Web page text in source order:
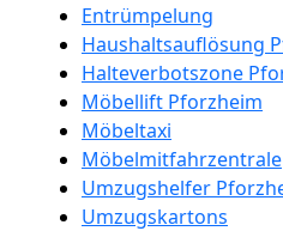
Entrümpelung
Haushaltsauflösung
Halteverbotszone
Möbellift Pforzheim
Möbeltaxi
Möbelmitfahrzentrale
Umzugshelfer
Umzugskartons